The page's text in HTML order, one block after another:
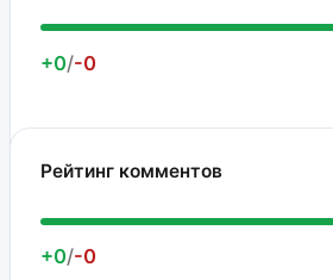
+0/-0
Рейтинг комментов
+0/-0